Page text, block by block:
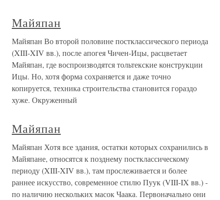
Майяпан
Майяпан Во второй половине постклассического периода
(XIII-XIV вв.), после апогея Чичен-Ицы, расцветает
Майяпан, где воспроизводятся тольтекские конструкции
Ицы. Но, хотя форма сохраняется и даже точно
копируется, техника строительства становится гораздо
хуже. Окруженный
Майяпан
Майяпан Хотя все здания, остатки которых сохранились в
Майяпане, относятся к позднему постклассическому
периоду (XIII-XIV вв.), там прослеживается и более
раннее искусство, современное стилю Пуук (VIII-IX вв.) -
по наличию нескольких масок Чаака. Первоначально они